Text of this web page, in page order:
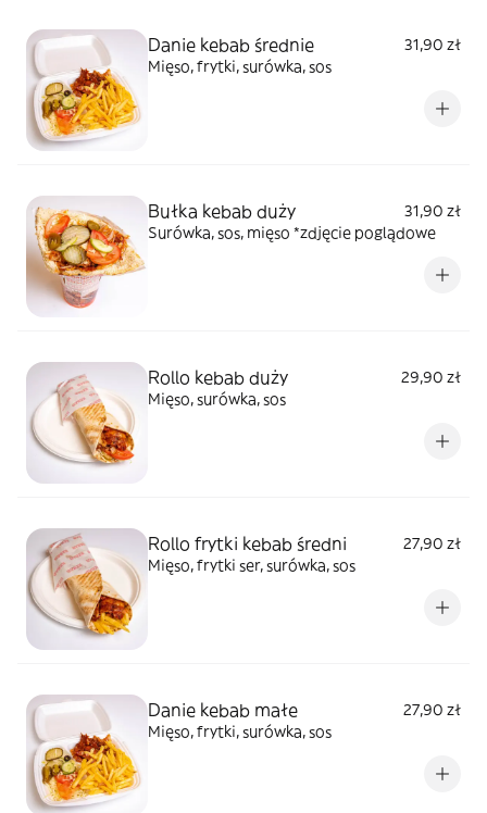
Danie kebab średnie
31,90 zł
Mięso, frytki, surówka, sos
Bułka kebab duży
31,90 zł
Surówka, sos, mięso *zdjęcie poglądowe
Rollo kebab duży
29,90 zł
Mięso, surówka, sos
Rollo frytki kebab średni
27,90 zł
Mięso, frytki ser, surówka, sos
Danie kebab małe
27,90 zł
Mięso, frytki, surówka, sos